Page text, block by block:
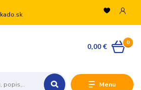
Menu
0
0,00 €
ZĽAVY
na vybrané značky
ATG, B-WELL, GIBLOR’S